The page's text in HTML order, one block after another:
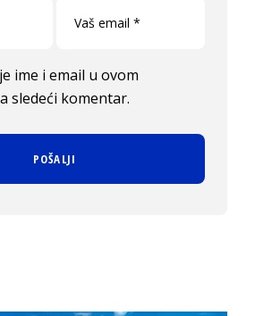
ime i email u ovom
sledeći komentar.